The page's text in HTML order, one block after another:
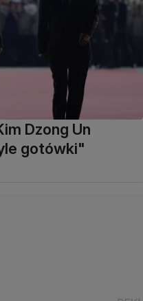
Dzong Un
gotówki"